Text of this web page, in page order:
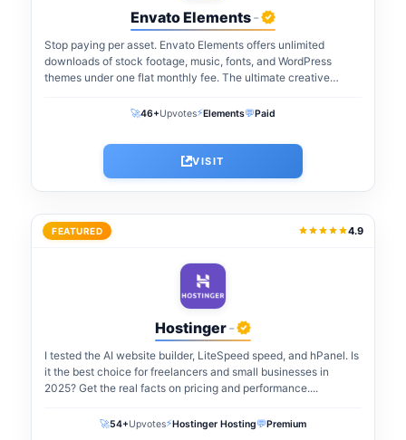
Envato Elements-
Stop paying per asset. Envato Elements offers unlimited
downloads of stock footage, music, fonts, and WordPress
themes under one flat monthly fee. The ultimate creative
🚀46+Upvotes⚡Elements💬Paid
VISIT
FEATURED 4.9
Hostinger-
I tested the AI website builder, LiteSpeed speed, and hPanel. Is
it the best choice for freelancers and small businesses in
2025? Get the real facts on pricing and performance....
🚀54+Upvotes⚡Hostinger Hosting💬Premium